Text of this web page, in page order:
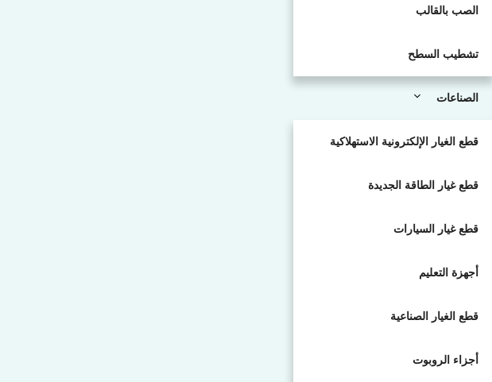
الصب بالقالب
تشطيب السطح
الصناعات
قطع الغيار الإلكترونية الاستهلاكية
قطع غيار الطاقة الجديدة
قطع غيار السيارات
أجهزة التعليم
قطع الغيار الصناعية
أجزاء الروبوت